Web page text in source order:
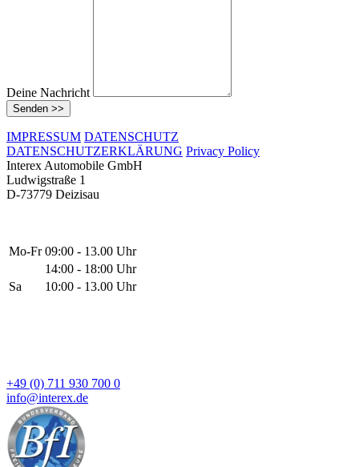
Deine Nachricht
Senden >>
IMPRESSUM DATENSCHUTZ
DATENSCHUTZERKLÄRUNG Privacy Policy
Interex Automobile GmbH
Ludwigstraße 1
D-73779 Deizisau
Mo-Fr 09:00 - 13.00 Uhr
14:00 - 18:00 Uhr
Sa
10:00 - 13.00 Uhr
+49 (0) 711 930 700 0
info@interex.de